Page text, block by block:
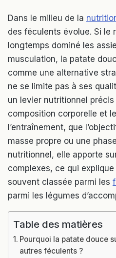
Dans le milieu de la
des féculents évolue. Si le
longtemps dominé les
musculation, la patate
comme une alternative
ne se limite pas à ses
un levier nutritionnel
composition corporelle et
l’entraînement, que
masse propre ou une
nutritionnel, elle apporte
complexes, ce qui
souvent classée parmi les
parmi les légumes
Table des matières
Pourquoi la patate douce
autres féculents ?